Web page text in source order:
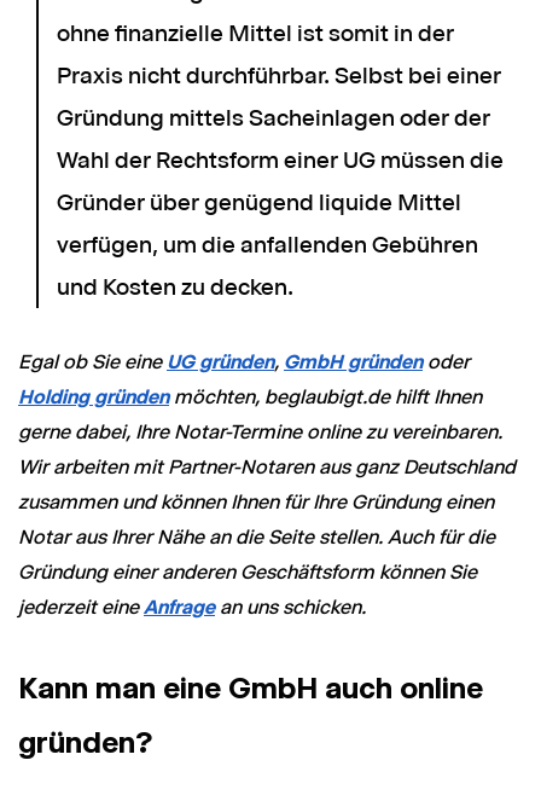
ohne finanzielle Mittel ist somit in der
Praxis nicht durchführbar. Selbst bei einer
Gründung mittels Sacheinlagen oder der
Wahl der Rechtsform einer UG müssen die
Gründer über genügend liquide Mittel
verfügen, um die anfallenden Gebühren
und Kosten zu decken.
Egal ob Sie eine UG gründen, GmbH gründenoder
Holding gründenmöchten, beglaubigt.de hilft Ihnen
gerne dabei, Ihre Notar-Termine online zu vereinbaren.
Wir arbeiten mit Partner-Notaren aus ganz Deutschland
zusammen und können Ihnen für Ihre Gründung einen
Notar aus Ihrer Nähe an die Seite stellen. Auch für die
Gründung einer anderen Geschäftsform können Sie
jederzeit eineAnfragean uns schicken.
Kann man eine GmbH auch online
gründen?